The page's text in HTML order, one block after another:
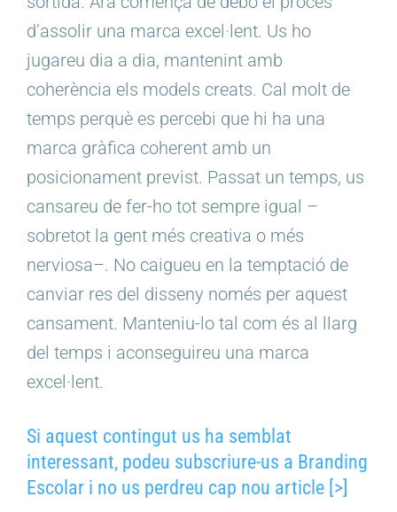
d’assolir una marca excel·lent. Us ho
jugareu dia a dia, mantenint amb
coherència els models creats. Cal molt de
temps perquè es percebi que hi ha una
marca gràfica coherent amb un
posicionament previst. Passat un temps, us
cansareu de fer-ho tot sempre igual –
sobretot la gent més creativa o més
nerviosa–. No caigueu en la temptació de
canviar res del disseny només per aquest
cansament. Manteniu-lo tal com és al llarg
del temps i aconseguireu una marca
excel·lent.
Si aquest contingut us ha semblat
interessant, podeu subscriure-us a Branding
Escolar i no us perdreu cap nou article [>]